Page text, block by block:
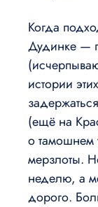
Когда
Дудинке —
истории
(ещё на
о тамошнем
мерзлоты.
неделю, а
дорого.